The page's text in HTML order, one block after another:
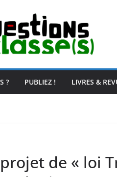
? PUBLIEZ ! LIVRES &
de « loi